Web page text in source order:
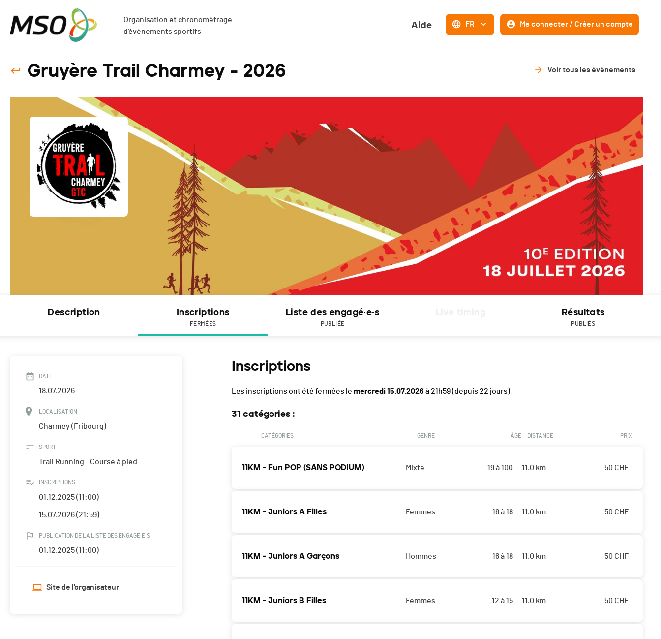
Organisation et chronométrage
d'événements sportifs
Aide FR Me connecter / Créer un compte
Gruyère Trail Charmey - 2026 Voir tous les événements
Description Inscriptions
FERMÉES
Liste des engagé·e·s
PUBLIÉE
Résultats
PUBLIÉS
DATE
18.07.2026
LOCALISATION
Charmey (Fribourg)
SPORT
Trail Running - Course à pied
INSCRIPTIONS
01.12.2025 (11:00)
15.07.2026 (21:59)
PUBLICATION DE LA LISTE DES ENGAGÉ·E·S
01.12.2025 (11:00)
Site de l'organisateur
Inscriptions
Les inscriptions ont été fermées le mercredi 15.07.2026 à 21h59(depuis 22 jours).
31 catégories :
CATÉGORIES GENRE ÂGE DISTANCE PRIX
11KM - Fun POP (SANS PODIUM) Mixte 19 à 100 11.0 km 50 CHF
11KM - Juniors A Filles Femmes 16 à 18 11.0 km 50 CHF
11KM - Juniors A Garçons Hommes 16 à 18 11.0 km 50 CHF
11KM - Juniors B Filles Femmes 12 à 15 11.0 km 50 CHF